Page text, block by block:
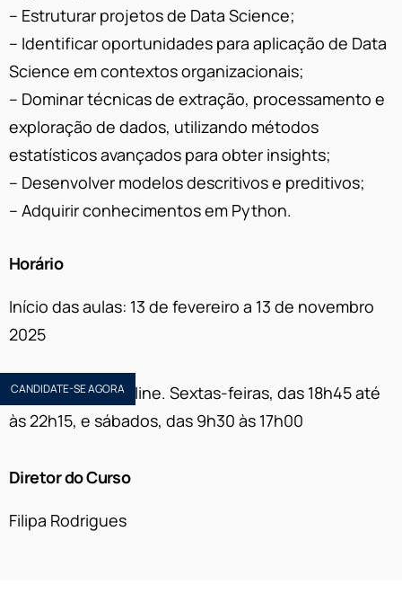
CANDIDATE-SE AGORA
– Estruturar projetos de Data Science;
– Identificar oportunidades para aplicação de Data
Science em contextos organizacionais;
– Dominar técnicas de extração, processamento e
exploração de dados, utilizando métodos
estatísticos avançados para obter insights;
– Desenvolver modelos descritivos e preditivos;
– Adquirir conhecimentos em Python.
Horário
Início das aulas: 13 de fevereiro a 13 de novembro
2025
Pós-Laboral – online. Sextas-feiras, das 18h45 até
às 22h15, e sábados, das 9h30 às 17h00
Diretor do Curso
Filipa Rodrigues